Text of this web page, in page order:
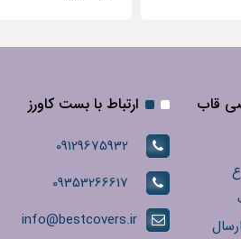
قاب
ارتباط با بست کاورز
09129675932
09353266617
info@bestcovers.ir